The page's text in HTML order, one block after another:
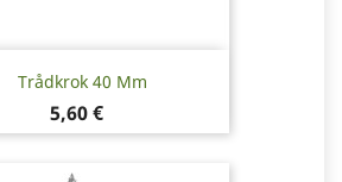
Trådkrok 40 Mm
Pris
5,60 €